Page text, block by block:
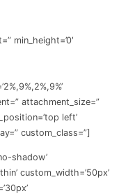
min_height=’0′
attachment_size=”
left’
custom_class=”]
shadow’
custom_width=’50px’